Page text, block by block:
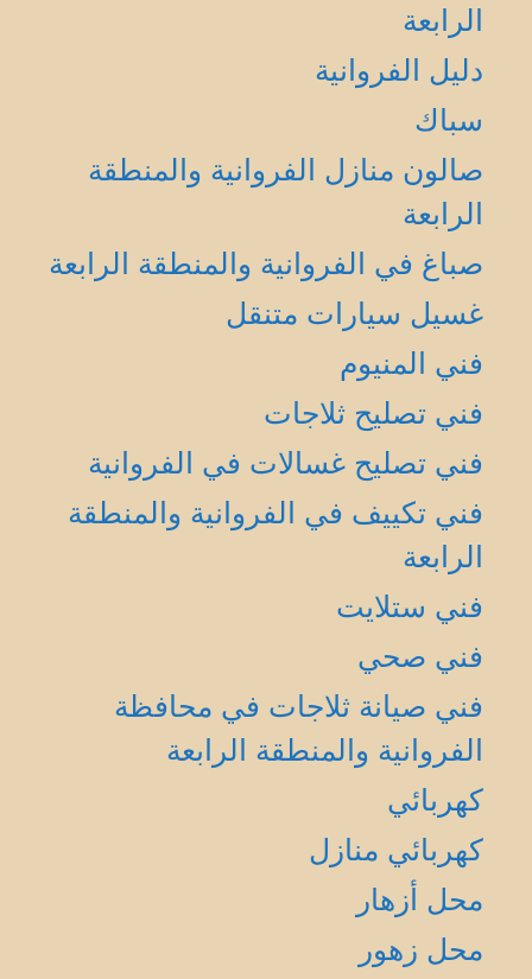
الرابعة
دليل الفروانية
سباك
صالون منازل الفروانية والمنطقة
الرابعة
صباغ في الفروانية والمنطقة الرابعة
غسيل سيارات متنقل
فني المنيوم
فني تصليح ثلاجات
فني تصليح غسالات في الفروانية
فني تكييف في الفروانية والمنطقة
الرابعة
فني ستلايت
فني صحي
فني صيانة ثلاجات في محافظة
الفروانية والمنطقة الرابعة
كهربائي
كهربائي منازل
محل أزهار
محل زهور